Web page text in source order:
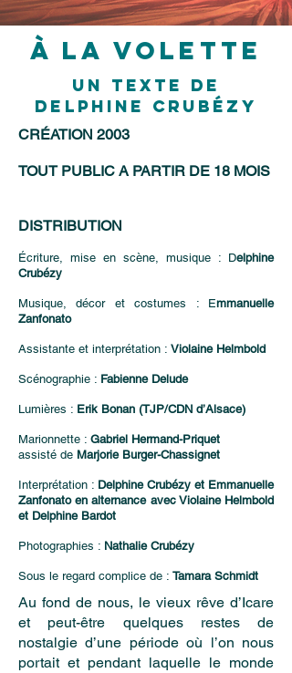
à la volette
un texte de
delphine crubézy
CRÉATION 2003
TOUT PUBLIC A PARTIR DE 18 MOIS
DISTRIBUTION
Écriture, mise en scène, musique : Delphine
Crubézy
Musique, décor et costumes : Emmanuelle
Zanfonato
Assistante et interprétation : Violaine Helmbold
Scénographie : Fabienne Delude
Lumières : Erik Bonan (TJP/CDN d’Alsace)
Marionnette : Gabriel Hermand-Priquet
assisté de Marjorie Burger-Chassignet
Interprétation : Delphine Crubézy et Emmanuelle
Zanfonato en alternance avec Violaine Helmbold
et Delphine Bardot
Photographies : Nathalie Crubézy
Sous le regard complice de : Tamara Schmidt
Au fond de nous, le vieux rêve d’Icare
et peut-être quelques restes de
nostalgie d’une période où l’on nous
portait et pendant laquelle le monde